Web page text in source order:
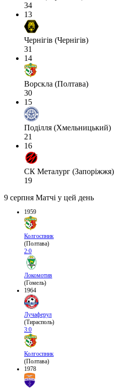
34
13
Чернігів (Чернігів)
31
14
Ворскла (Полтава)
30
15
Поділля (Хмельницький)
21
16
СК Металург (Запоріжжя)
19
9 серпня Матчі у цей день
1959
Колгоспник
(Полтава)
2:0
Локомотив
(Гомель)
1964
Лучаферул
(Тирасполь)
3:0
Колгоспник
(Полтава)
1978